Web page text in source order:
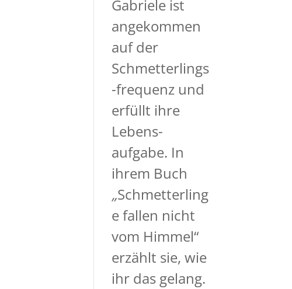
Gabriele ist
angekommen
auf der
Schmetterlings
-frequenz und
erfüllt ihre
Lebens-
aufgabe. In
ihrem Buch
„Schmetterling
e fallen nicht
vom Himmel“
erzählt sie, wie
ihr das gelang.